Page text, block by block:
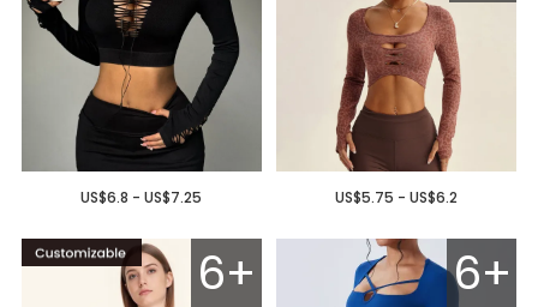
US$5.75 - US$6.2
US$6.8 - US$7.25
6+
6+